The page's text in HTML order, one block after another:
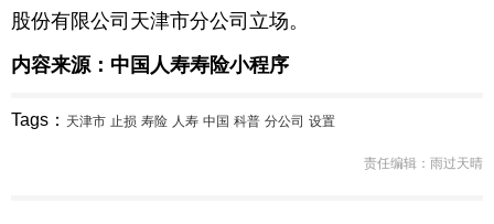
股份有限公司天津市分公司立场。
内容来源：中国人寿寿险小程序
Tags： 天津市 止损 寿险 人寿 中国 科普 分公司 设置
责任编辑：雨过天晴